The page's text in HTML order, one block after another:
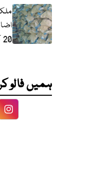
20 کلو تھیلا 100 روپے تک مہنگا
ہمیں فالو
Facebook